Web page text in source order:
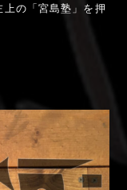
の「宮島塾」を押